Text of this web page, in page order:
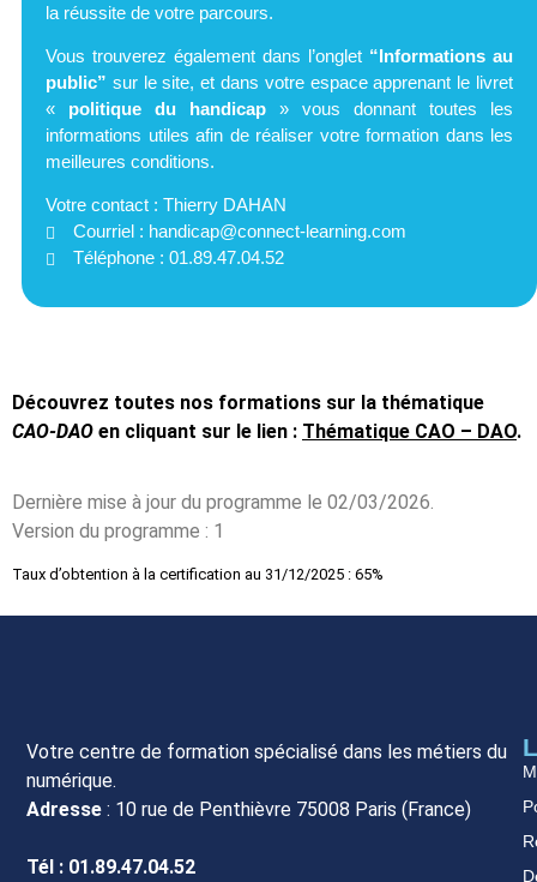
la réussite de votre parcours.
Vous trouverez également dans l’onglet “Informations au
public” sur le site, et dans votre espace apprenant le livret
« politique du handicap » vous donnant toutes les
informations utiles afin de réaliser votre formation dans les
meilleures conditions.
Votre contact : Thierry DAHAN
Courriel : handicap@connect-learning.com
Téléphone : 01.89.47.04.52
Découvrez toutes nos formations sur la thématique
CAO-DAO en cliquant sur le lien : Thématique CAO – DAO.
Dernière mise à jour du programme le 02/03/2026.
Version du programme : 1
Taux d’obtention à la certification au 31/12/2025 : 65%
Votre centre de formation spécialisé dans les métiers du
numérique.
Adresse : 10 rue de Penthièvre 75008 Paris (France)
Tél : 01.89.47.04.52